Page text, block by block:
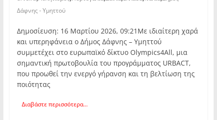
Δάφνης - Υμηττού
Δημοσίευση: 16 Μαρτίου 2026, 09:21Με ιδιαίτερη χαρά
και υπερηφάνεια ο Δήμος Δάφνης – Υμηττού
συμμετέχει στο ευρωπαϊκό δίκτυο Olympics4All, μια
σημαντική πρωτοβουλία του προγράμματος URBACT,
που προωθεί την ενεργό γήρανση και τη βελτίωση της
ποιότητας
Διαβάστε περισσότερα...